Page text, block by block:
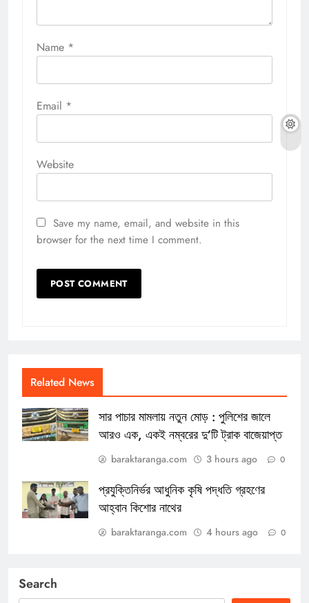
Name *
Email *
Website
Save my name, email, and website in this
browser for the next time I comment.
Related News
সার পাচার মামলায় নতুন মোড় : পুলিশের জালে
আরও এক, একই নম্বরের দু’টি ট্রাক বাজেয়াপ্ত
baraktaranga.com 3 hours ago 0
প্রযুক্তিনির্ভর আধুনিক কৃষি পদ্ধতি গ্রহণের
আহ্বান কিশোর নাথের
baraktaranga.com 4 hours ago 0
Search